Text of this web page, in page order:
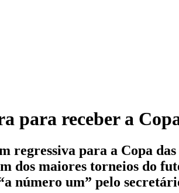
para receber a
regressiva para a Copa
dos maiores torneios do
número um” pelo